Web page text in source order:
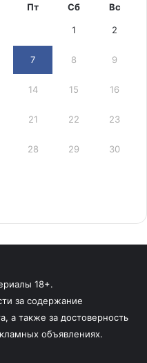
Пт Сб Вс
1 2
7 8 9
14 15 16
21 22 23
28 29 30
18+.
за содержание
а также за достоверность
объявлениях.